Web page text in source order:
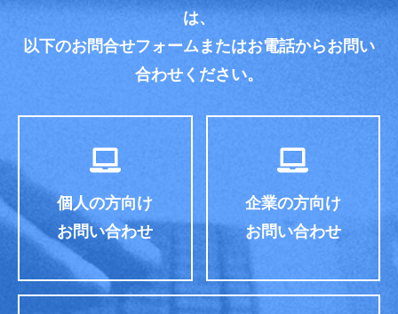
は、
以下のお問合せフォームまたはお電話からお問い
合わせください。
個人の方向け
お問い合わせ
企業の方向け
お問い合わせ